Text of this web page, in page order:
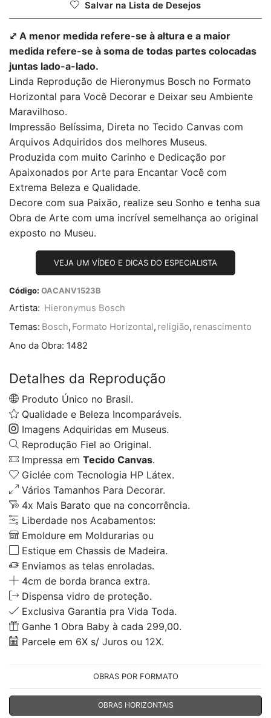
Salvar na Lista de Desejos
⤢ A menor medida refere-se à altura e a maior
medida refere-se à soma de todas partes colocadas
juntas lado-a-lado.
Linda Reprodução de Hieronymus Bosch no Formato
Horizontal para Você Decorar e Deixar seu Ambiente
Maravilhoso.
Impressão Belíssima, Direta no Tecido Canvas com
Arquivos Adquiridos dos melhores Museus.
Produzida com muito Carinho e Dedicação por
Apaixonados por Arte para Encantar Você com
Extrema Beleza e Qualidade.
Decore com sua Paixão, realize seu Sonho e tenha sua
Obra de Arte com uma incrível semelhança ao original
exposto no Museu.
VEJA UM VÍDEO E DICAS DO ESPECIALISTA
Código: OACANV1523B
Artista: Hieronymus Bosch
Temas: Bosch, Formato Horizontal, religião, renascimento
Ano da Obra: 1482
Detalhes da Reprodução
Produto Único no Brasil.
Qualidade e Beleza Incomparáveis.
Imagens Adquiridas em Museus.
Reprodução Fiel ao Original.
Impressa em Tecido Canvas.
Giclée com Tecnologia HP Látex.
Vários Tamanhos Para Decorar.
4x Mais Barato que na concorrência.
Liberdade nos Acabamentos:
Emoldure em Moldurarias ou
Estique em Chassis de Madeira.
Enviamos as telas enroladas.
4cm de borda branca extra.
Dispensa vidro de proteção.
Exclusiva Garantia pra Vida Toda.
Ganhe 1 Obra Baby à cada 299,00.
Parcele em 6X s/ Juros ou 12X.
OBRAS POR FORMATO
OBRAS HORIZONTAIS